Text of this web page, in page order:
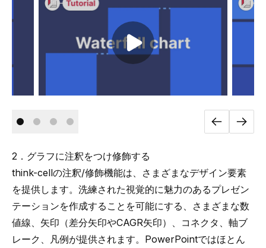
Play video
2．グラフに注釈をつけ修飾する
think-cellの注釈/修飾機能は、さまざまなデザイン要素
を提供します。洗練された視覚的に魅力のあるプレゼン
テーションを作成することを可能にする、さまざまな数
値線、矢印（差分矢印やCAGR矢印）、コネクタ、軸ブ
レーク、凡例が提供されます。PowerPointではほとん